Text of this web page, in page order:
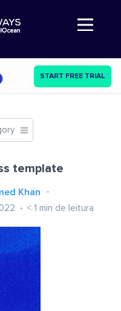
Abre a navegação
START FREE TRIAL
template
Khan
< 1 min de leitura